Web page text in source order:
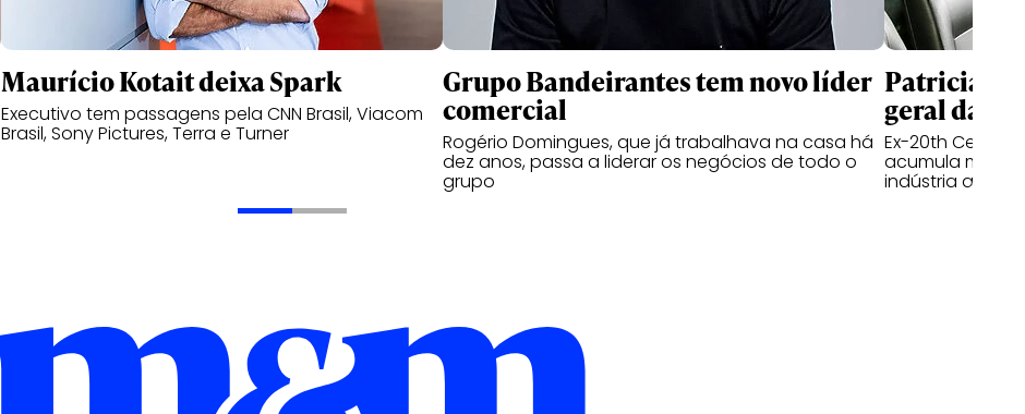
Maurício Kotait deixa Spark
Executivo tem passagens pela CNN Brasil, Viacom
Brasil, Sony Pictures, Terra e Turner
Grupo Bandeirantes tem novo líder
comercial
Rogério Domingues, que já trabalhava na casa há
dez anos, passa a liderar os negócios de todo o
grupo
Patricia
geral da
Ex-20th Century
acumula mais
indústria